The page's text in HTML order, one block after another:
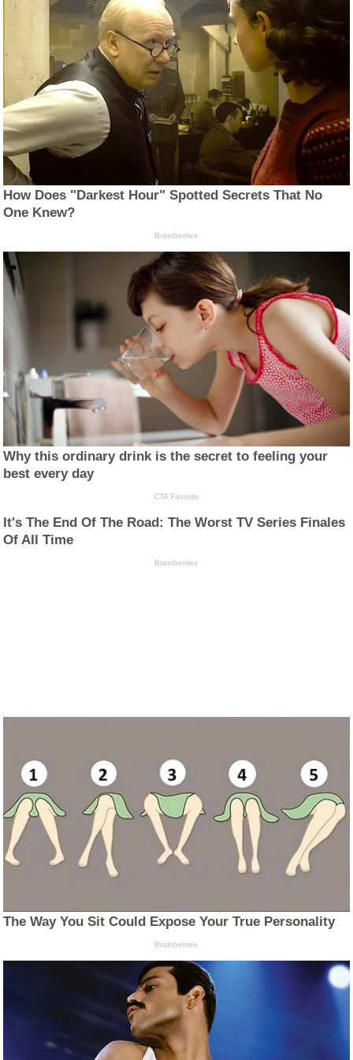
How Does "Darkest Hour" Spotted Secrets That No
One Knew?
Brainberries
Why this ordinary drink is the secret to feeling your
best every day
CTA Favorite
It's The End Of The Road: The Worst TV Series Finales
Of All Time
Brainberries
The Way You Sit Could Expose Your True Personality
Brainberries